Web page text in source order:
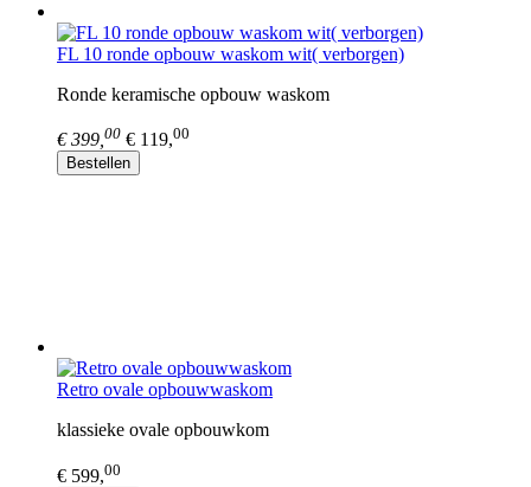
FL 10 ronde opbouw waskom wit( verborgen)
Ronde keramische opbouw waskom
€ 399, 00 € 119,00
Bestellen
Retro ovale opbouwwaskom
klassieke ovale opbouwkom
€ 599,00